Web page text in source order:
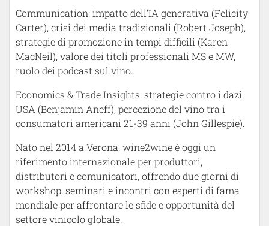
Communication: impatto dell’IA generativa (Felicity
Carter), crisi dei media tradizionali (Robert Joseph),
strategie di promozione in tempi difficili (Karen
MacNeil), valore dei titoli professionali MS e MW,
ruolo dei podcast sul vino.
Economics & Trade Insights: strategie contro i dazi
USA (Benjamin Aneff), percezione del vino tra i
consumatori americani 21-39 anni (John Gillespie).
Nato nel 2014 a Verona, wine2wine è oggi un
riferimento internazionale per produttori,
distributori e comunicatori, offrendo due giorni di
workshop, seminari e incontri con esperti di fama
mondiale per affrontare le sfide e opportunità del
settore vinicolo globale.